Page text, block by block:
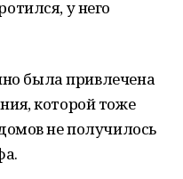
у него
была привлечена
которой тоже
не получилось